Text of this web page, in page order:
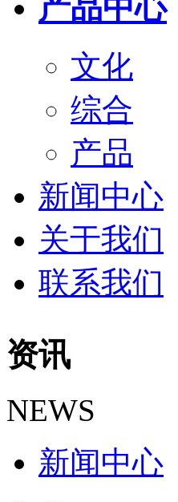
产品中心
文化
综合
产品
新闻中心
关于我们
联系我们
资讯
NEWS
新闻中心